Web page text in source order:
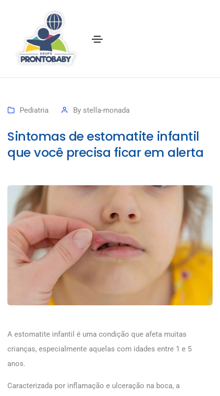
Pediatria By stella-monada
Sintomas de estomatite infantil
que você precisa ficar em alerta
A estomatite infantil é uma condição que afeta muitas
crianças, especialmente aquelas com idades entre 1 e 5
anos.
Caracterizada por inflamação e ulceração na boca, a